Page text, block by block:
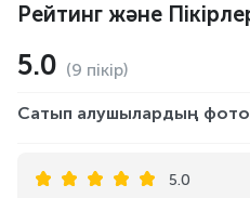
Рейтинг және
5.0 (9 пікір)
Сатып алушылардың
5.0